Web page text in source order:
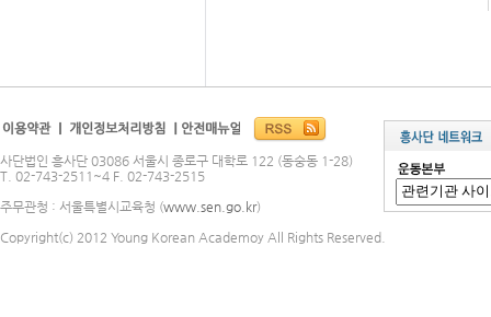
사단법인 흥사단 03086 서울시 종로구 대학로 122 (동숭동 1-28)
T. 02-743-2511~4 F. 02-743-2515
주무관청 : 서울특별시교육청 (www.sen.go.kr)
Copyright(c) 2012 Young Korean Academoy All Rights Reserved.